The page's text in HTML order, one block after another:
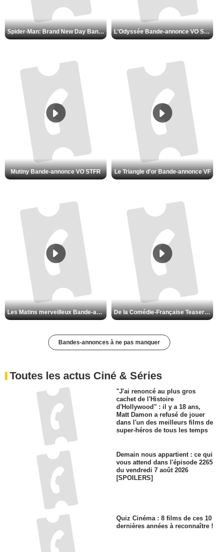
Spider-Man: Brand New Day Bande-annonce VO STFR L'Odyssée Bande-annonce VO STFR
Mutiny Bande-annonce VO STFR Le Triangle d'or Bande-annonce VF
Les Matins merveilleux Bande-annonce VF De la Comédie-Française Teaser VF
Bandes-annonces à ne pas manquer
Toutes les actus Ciné & Séries
"J'ai renoncé au plus gros
cachet de l'Histoire
d'Hollywood" : il y a 18 ans,
Matt Damon a refusé de jouer
dans l'un des meilleurs films de
super-héros de tous les temps
Demain nous appartient : ce qui
vous attend dans l'épisode 2265
du vendredi 7 août 2026
[SPOILERS]
Quiz Cinéma : 8 films de ces 10
dernières années à reconnaître !